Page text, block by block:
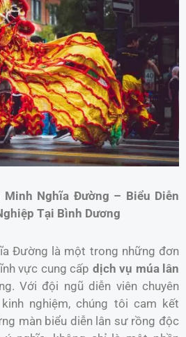
Minh Nghĩa Đường – Biểu Diễn
Tại Bình Dương
Đường là một trong những đơn
vực cung cấp dịch vụ múa lân
Với đội ngũ diễn viên chuyên
nghiệm, chúng tôi cam kết
màn biểu diễn lân sư rồng độc